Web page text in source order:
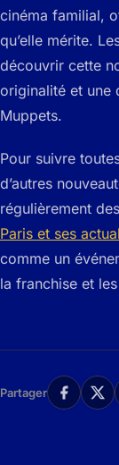
cinéma familial,
qu’elle mérite.
découvrir cette
originalité et une
Muppets.
Pour suivre
d’autres
régulièrement
Paris et ses
comme un
la franchise et
Partager